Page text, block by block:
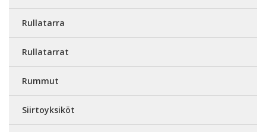
Rullatarra
Rullatarrat
Rummut
Siirtoyksiköt